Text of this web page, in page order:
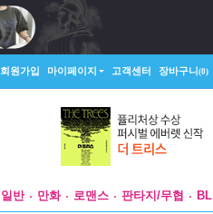
회원가입 마이페이지 고객센터 장바구니(0)
일반 만화 로맨스 판타지/무협 BL